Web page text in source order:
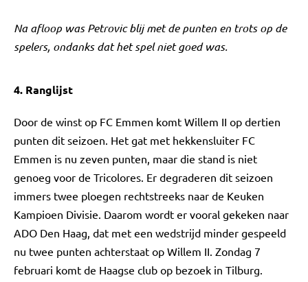
Na afloop was Petrovic blij met de punten en trots op de
spelers, ondanks dat het spel niet goed was.
4. Ranglijst
Door de winst op FC Emmen komt Willem II op dertien
punten dit seizoen. Het gat met hekkensluiter FC
Emmen is nu zeven punten, maar die stand is niet
genoeg voor de Tricolores. Er degraderen dit seizoen
immers twee ploegen rechtstreeks naar de Keuken
Kampioen Divisie. Daarom wordt er vooral gekeken naar
ADO Den Haag, dat met een wedstrijd minder gespeeld
nu twee punten achterstaat op Willem II. Zondag 7
februari komt de Haagse club op bezoek in Tilburg.